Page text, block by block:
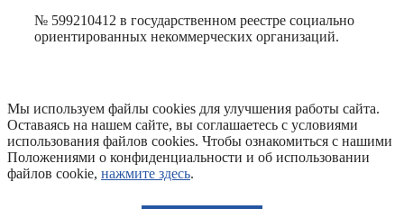
№ 599210412 в государственном реестре социально
ориентированных некоммерческих организаций.
Мы используем файлы cookies для улучшения работы сайта.
Оставаясь на нашем сайте, вы соглашаетесь с условиями
использования файлов cookies. Чтобы ознакомиться с нашими
Положениями о конфиденциальности и об использовании
файлов cookie, нажмите здесь.